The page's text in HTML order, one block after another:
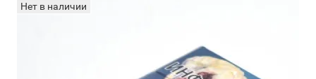
Нет в наличии